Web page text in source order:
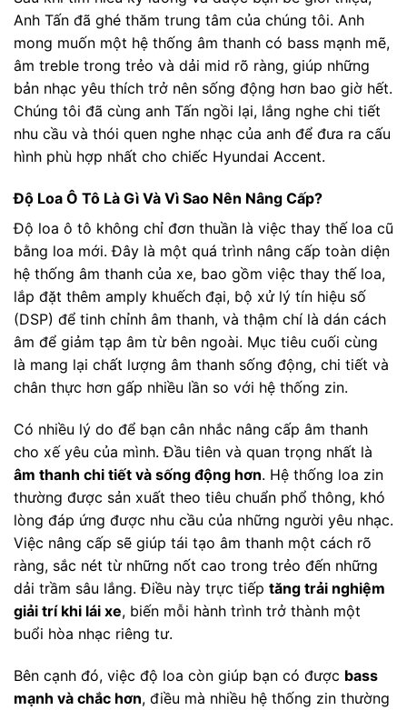
Anh Tấn đã ghé thăm trung tâm của chúng tôi. Anh
mong muốn một hệ thống âm thanh có bass mạnh mẽ,
âm treble trong trẻo và dải mid rõ ràng, giúp những
bản nhạc yêu thích trở nên sống động hơn bao giờ hết.
Chúng tôi đã cùng anh Tấn ngồi lại, lắng nghe chi tiết
nhu cầu và thói quen nghe nhạc của anh để đưa ra cấu
hình phù hợp nhất cho chiếc Hyundai Accent.
Độ Loa Ô Tô Là Gì Và Vì Sao Nên Nâng Cấp?
Độ loa ô tô không chỉ đơn thuần là việc thay thế loa cũ
bằng loa mới. Đây là một quá trình nâng cấp toàn diện
hệ thống âm thanh của xe, bao gồm việc thay thế loa,
lắp đặt thêm amply khuếch đại, bộ xử lý tín hiệu số
(DSP) để tinh chỉnh âm thanh, và thậm chí là dán cách
âm để giảm tạp âm từ bên ngoài. Mục tiêu cuối cùng
là mang lại chất lượng âm thanh sống động, chi tiết và
chân thực hơn gấp nhiều lần so với hệ thống zin.
Có nhiều lý do để bạn cân nhắc nâng cấp âm thanh
cho xế yêu của mình. Đầu tiên và quan trọng nhất là
âm thanh chi tiết và sống động hơn. Hệ thống loa zin
thường được sản xuất theo tiêu chuẩn phổ thông, khó
lòng đáp ứng được nhu cầu của những người yêu nhạc.
Việc nâng cấp sẽ giúp tái tạo âm thanh một cách rõ
ràng, sắc nét từ những nốt cao trong trẻo đến những
dải trầm sâu lắng. Điều này trực tiếp tăng trải nghiệm
giải trí khi lái xe, biến mỗi hành trình trở thành một
buổi hòa nhạc riêng tư.
Bên cạnh đó, việc độ loa còn giúp bạn có được bass
mạnh và chắc hơn, điều mà nhiều hệ thống zin thường